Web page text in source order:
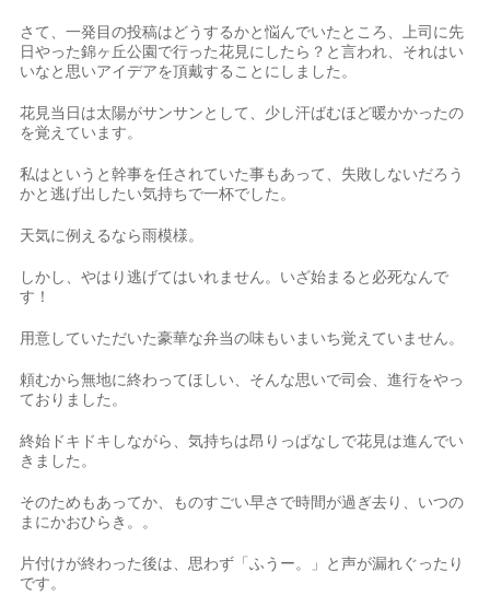
さて、一発目の投稿はどうするかと悩んでいたところ、上司に先
日やった錦ヶ丘公園で行った花見にしたら？と言われ、それはい
いなと思いアイデアを頂戴することにしました。
花見当日は太陽がサンサンとして、少し汗ばむほど暖かかったの
を覚えています。
私はというと幹事を任されていた事もあって、失敗しないだろう
かと逃げ出したい気持ちで一杯でした。
天気に例えるなら雨模様。
しかし、やはり逃げてはいれません。いざ始まると必死なんで
す！
用意していただいた豪華な弁当の味もいまいち覚えていません。
頼むから無地に終わってほしい、そんな思いで司会、進行をやっ
ておりました。
終始ドキドキしながら、気持ちは昂りっぱなしで花見は進んでい
きました。
そのためもあってか、ものすごい早さで時間が過ぎ去り、いつの
まにかおひらき。。
片付けが終わった後は、思わず「ふうー。」と声が漏れぐったり
です。